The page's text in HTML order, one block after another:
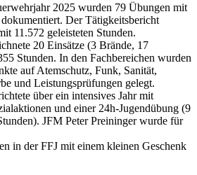
2025 wurden 79 Übungen mit
Der Tätigkeitsbericht
11.572 geleisteten Stunden.
20 Einsätze (3 Brände, 17
Stunden. In den Fachbereichen wurden
auf Atemschutz, Funk, Sanität,
und Leistungsprüfungen gelegt.
über ein intensives Jahr mit
und einer 24h-Jugendübung (9
JFM Peter Preininger wurde für
in der FFJ mit einem kleinen Geschenk